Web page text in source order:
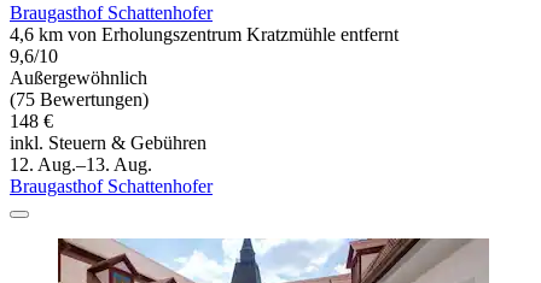
Braugasthof Schattenhofer
4,6 km von Erholungszentrum Kratzmühle entfernt
9,6/10
Außergewöhnlich
(75 Bewertungen)
148 €
inkl. Steuern & Gebühren
12. Aug.–13. Aug.
Braugasthof Schattenhofer